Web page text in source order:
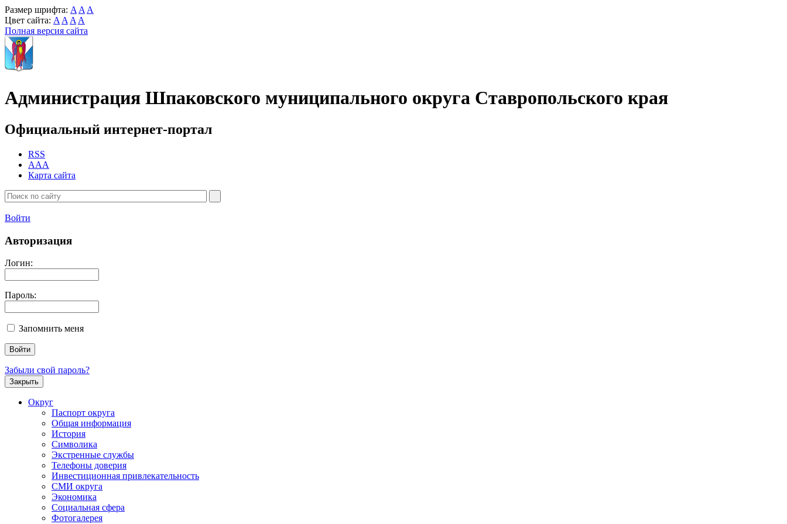
Размер шрифта: A A A
Цвет сайта: A A A A
Полная версия сайта
Администрация Шпаковского муниципального округа Ставропольского края
Официальный интернет-портал
RSS
AAA
Карта сайта
Войти
Авторизация
Логин:
Пароль:
Запомнить меня
Забыли свой пароль?
Закрыть
Округ
Паспорт округа
Общая информация
История
Символика
Экстренные службы
Телефоны доверия
Инвестиционная привлекательность
СМИ округа
Экономика
Социальная сфера
Фотогалерея